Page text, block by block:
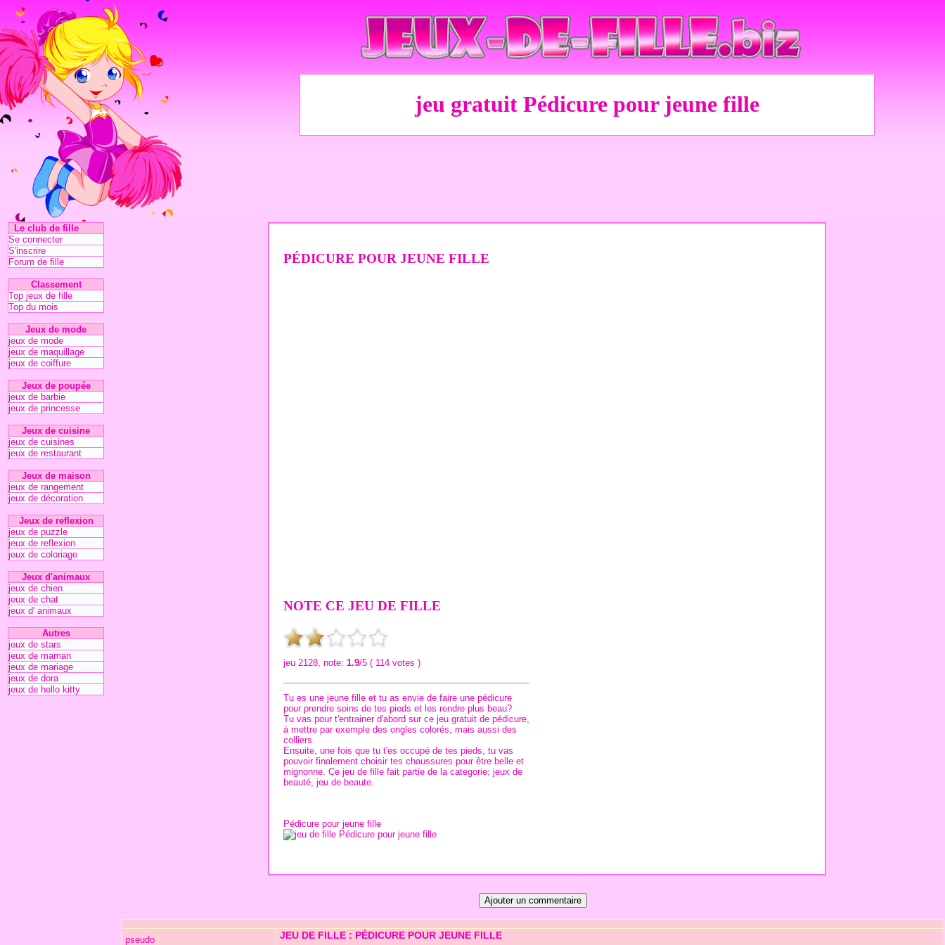
jeu gratuit Pédicure pour jeune fille
Le club de fille
Se connecter
S'inscrire
Forum de fille
Classement
Top jeux de fille
Top du mois
Jeux de mode
jeux de mode
jeux de maquillage
jeux de coiffure
Jeux de poupée
jeux de barbie
jeux de princesse
Jeux de cuisine
jeux de cuisines
jeux de restaurant
Jeux de maison
jeux de rangement
jeux de décoration
Jeux de reflexion
jeux de puzzle
jeux de reflexion
jeux de coloriage
Jeux d'animaux
jeux de chien
jeux de chat
jeux d' animaux
Autres
jeux de stars
jeux de maman
jeux de mariage
jeux de dora
jeux de hello kitty
PÉDICURE POUR JEUNE FILLE
NOTE CE JEU DE FILLE
jeu 2128, note: 1.9/5 ( 114 votes )
Tu es une jeune fille et tu as envie de faire une pédicure
pour prendre soins de tes pieds et les rendre plus beau?
Tu vas pour t'entrainer d'abord sur ce jeu gratuit de pédicure,
à mettre par exemple des ongles colorés, mais aussi des
colliers.
Ensuite, une fois que tu t'es occupé de tes pieds, tu vas
pouvoir finalement choisir tes chaussures pour être belle et
mignonne. Ce jeu de fille fait partie de la categorie: jeux de
beauté, jeu de beaute.
Pédicure pour jeune fille
pseudo JEU DE FILLE : PÉDICURE POUR JEUNE FILLE